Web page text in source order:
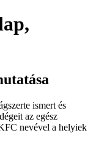
ismert és
az egész
nevével a helyiek